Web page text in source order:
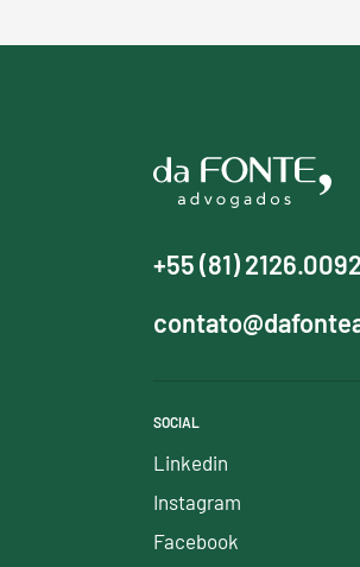
+55 (81) 2126.0092
SOCIAL
Linkedin
Instagram
Facebook